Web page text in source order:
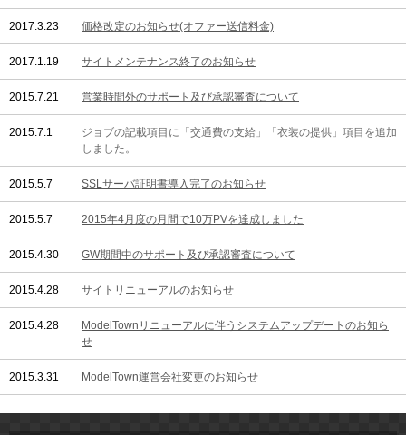
2017.3.23 価格改定のお知らせ(オファー送信料金)
2017.1.19 サイトメンテナンス終了のお知らせ
2015.7.21 営業時間外のサポート及び承認審査について
2015.7.1
ジョブの記載項目に「交通費の支給」「衣装の提供」項目を追加
しました。
2015.5.7 SSLサーバ証明書導入完了のお知らせ
2015.5.7 2015年4月度の月間で10万PVを達成しました
2015.4.30 GW期間中のサポート及び承認審査について
2015.4.28 サイトリニューアルのお知らせ
2015.4.28
ModelTownリニューアルに伴うシステムアップデートのお知ら
せ
2015.3.31 ModelTown運営会社変更のお知らせ